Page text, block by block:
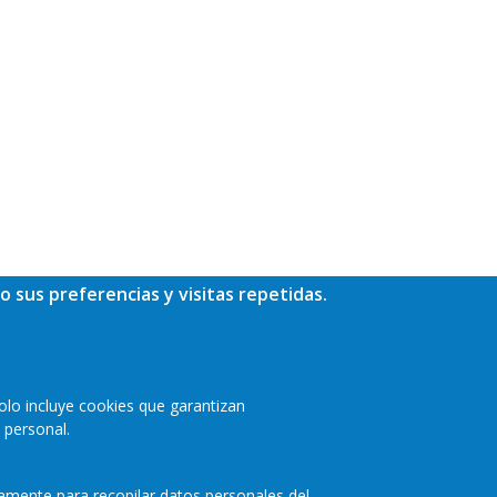
sus preferencias y visitas repetidas.
incluye cookies que garantizan